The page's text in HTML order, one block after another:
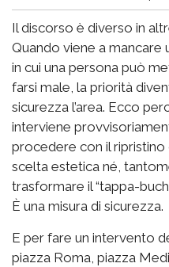
Il discorso è diverso in
Quando viene a mancare
in cui una persona può
farsi male, la priorità
sicurezza l’area. Ecco
interviene
procedere con il ripristino
scelta estetica né,
trasformare il “tappa-
È una misura di sicurezza.
E per fare un intervento
piazza Roma, piazza